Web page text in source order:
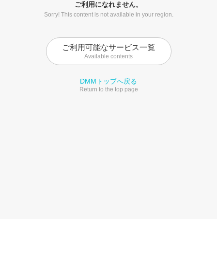
ご利用になれません。
Sorry! This content is not available in your region.
ご利用可能なサービス一覧
Available contents
DMMトップへ戻る
Return to the top page